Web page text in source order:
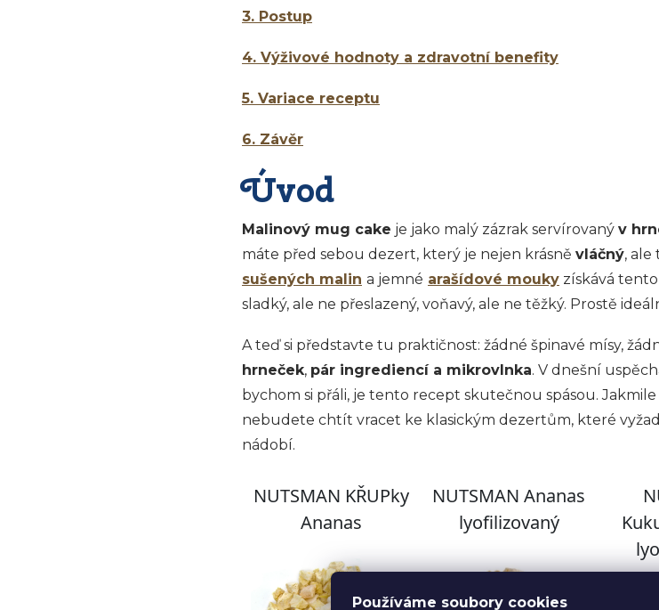
Používáme soubory cookies
3. Postup
4. Výživové hodnoty a zdravotní benefity
5. Variace receptu
6. Závěr
Úvod
Malinový mug cake je jako malý zázrak servírovaný v
máte před sebou dezert, který je nejen krásně vláčný, ale
sušených malin a jemné arašídové mouky získává
sladký, ale ne přeslazený, voňavý, ale ne těžký. Prostě
A teď si představte tu praktičnost: žádné špinavé mísy,
hrneček, pár ingrediencí a mikrovlnka. V dnešní
bychom si přáli, je tento recept skutečnou spásou.
nebudete chtít vracet ke klasickým dezertům, které
nádobí.